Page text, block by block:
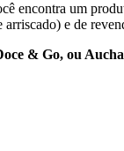
encontra um
e de
& Go, ou